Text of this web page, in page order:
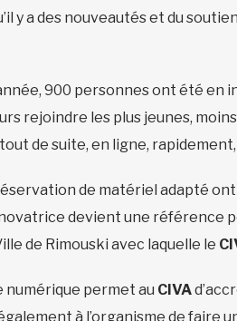
y a des nouveautés et du
900 personnes ont été
rejoindre les plus jeunes,
de suite, en ligne,
de matériel adapté
devient une référence
de Rimouski avec laquelle le
numérique permet au CIVA
à l’organisme de faire